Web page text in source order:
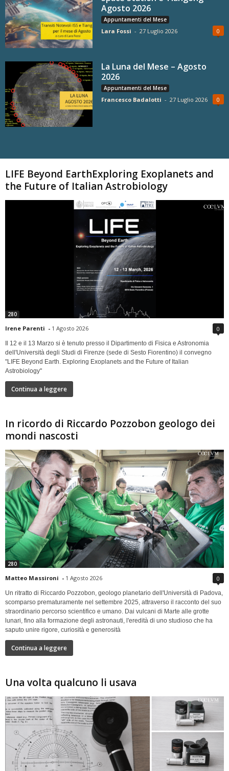
Agosto 2026
Appuntamenti del Mese
Lara Fossi - 27 Luglio 2026 0
La Luna del Mese – Agosto
2026
Appuntamenti del Mese
Francesco Badalotti - 27 Luglio 2026 0
LIFE Beyond EarthExploring Exoplanets and
the Future of Italian Astrobiology
280
Irene Parenti - 1 Agosto 2026 0
Il 12 e il 13 Marzo si è tenuto presso il Dipartimento di Fisica e Astronomia
dell'Università degli Studi di Firenze (sede di Sesto Fiorentino) il convegno
"LIFE Beyond Earth. Exploring Exoplanets and the Future of Italian
Astrobiology"
Continua a leggere
In ricordo di Riccardo Pozzobon geologo dei
mondi nascosti
280
Matteo Massironi - 1 Agosto 2026 0
Un ritratto di Riccardo Pozzobon, geologo planetario dell'Università di Padova,
scomparso prematuramente nel settembre 2025, attraverso il racconto del suo
straordinario percorso scientifico e umano. Dai vulcani di Marte alle grotte
lunari, fino alla formazione degli astronauti, l'eredità di uno studioso che ha
saputo unire rigore, curiosità e generosità
Continua a leggere
Una volta qualcuno li usava